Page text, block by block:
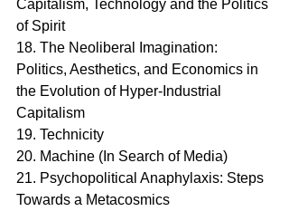
Capitalism, Technology and the Politics
of Spirit
18. The Neoliberal Imagination:
Politics, Aesthetics, and Economics in
the Evolution of Hyper-Industrial
Capitalism
19. Technicity
20. Machine (In Search of Media)
21. Psychopolitical Anaphylaxis: Steps
Towards a Metacosmics